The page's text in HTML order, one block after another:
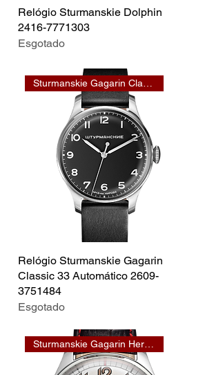
Relógio Sturmanskie Dolphin
2416-7771303
Esgotado
Relógio Sturmanskie Gagarin
Classic 33 Automático 2609-
3751484
Esgotado